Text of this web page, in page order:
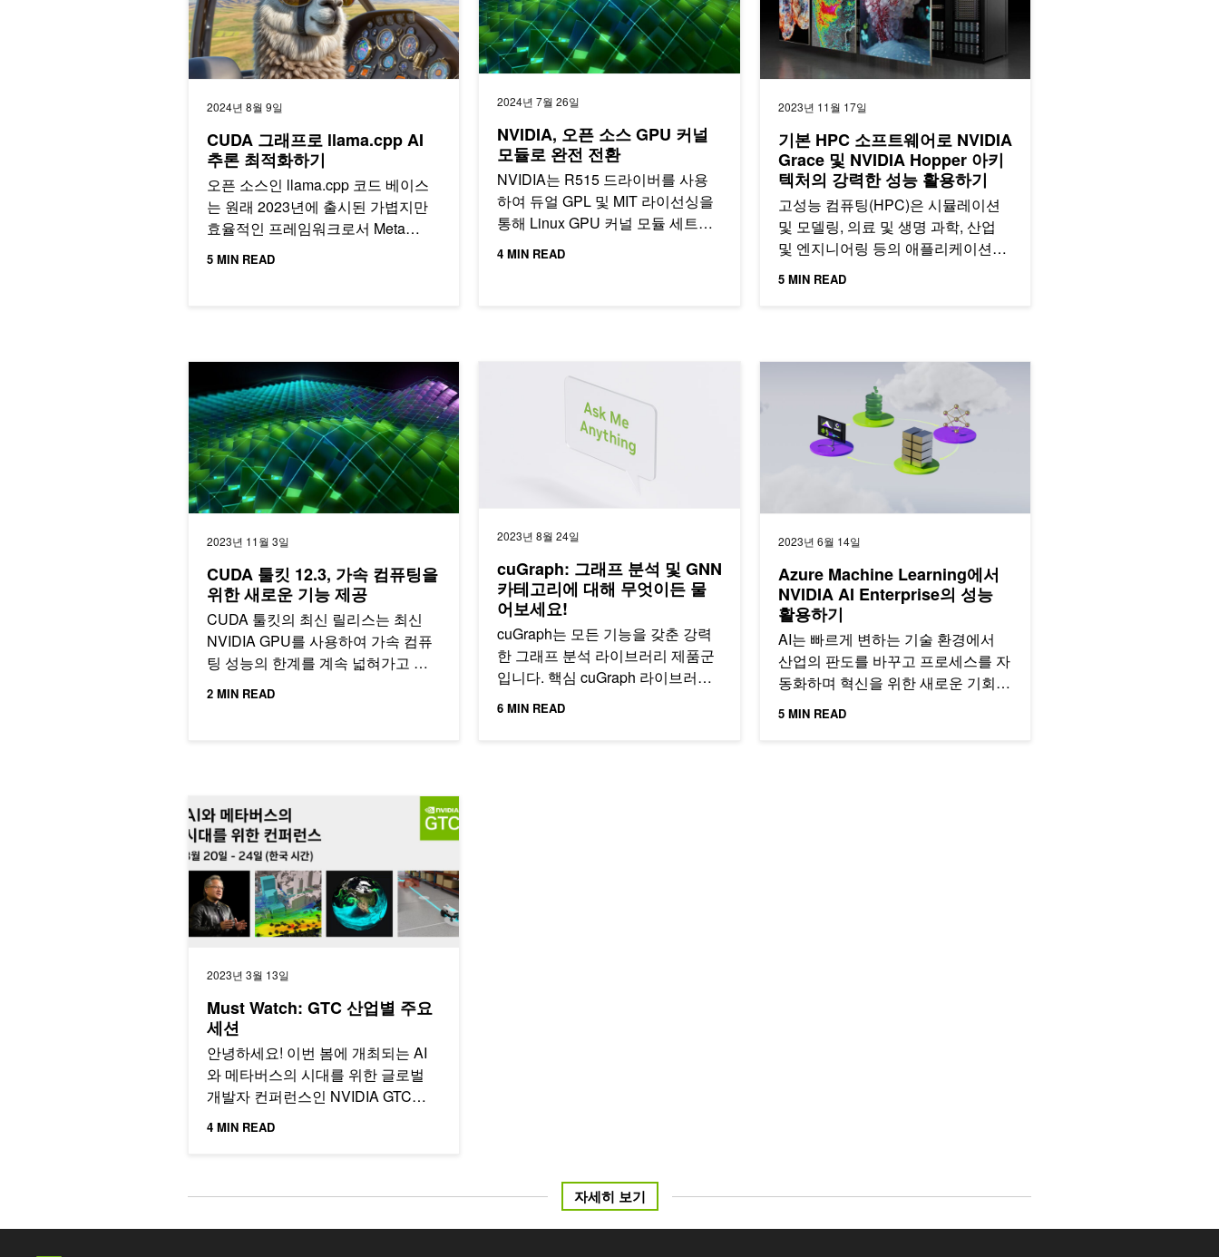
2024년 8월 9일
CUDA 그래프로 llama.cpp AI
추론 최적화하기
오픈 소스인 llama.cpp 코드 베이스
는 원래 2023년에 출시된 가볍지만
효율적인 프레임워크로서 Meta
Llama 모델에 대한 추론을…
5 MIN READ
2024년 7월 26일
NVIDIA, 오픈 소스 GPU 커널
모듈로 완전 전환
NVIDIA는 R515 드라이버를 사용
하여 듀얼 GPL 및 MIT 라이선싱을
통해 Linux GPU 커널 모듈 세트를
2022년 5월에 오픈 소스로…
4 MIN READ
2023년 11월 17일
기본 HPC 소프트웨어로 NVIDIA
Grace 및 NVIDIA Hopper 아키
텍처의 강력한 성능 활용하기
고성능 컴퓨팅(HPC)은 시뮬레이션
및 모델링, 의료 및 생명 과학, 산업
및 엔지니어링 등의 애플리케이션을
구동합니다.
5 MIN READ
2023년 11월 3일
CUDA 툴킷 12.3, 가속 컴퓨팅을
위한 새로운 기능 제공
CUDA 툴킷의 최신 릴리스는 최신
NVIDIA GPU를 사용하여 가속 컴퓨
팅 성능의 한계를 계속 넓혀가고 있
2 MIN READ
CUDA 툴킷 12.3, 가속 컴퓨팅을 위한 새로운 기능 제공
2023년 8월 24일
cuGraph: 그래프 분석 및 GNN
카테고리에 대해 무엇이든 물
어보세요!
cuGraph는 모든 기능을 갖춘 강력
한 그래프 분석 라이브러리 제품군
입니다. 핵심 cuGraph 라이브러리
에는 약 30개의 알고리즘이 포함되
6 MIN READ
2023년 6월 14일
Azure Machine Learning에서
NVIDIA AI Enterprise의 성능
활용하기
AI는 빠르게 변하는 기술 환경에서
산업의 판도를 바꾸고 프로세스를 자
동화하며 혁신을 위한 새로운 기회를
5 MIN READ
Azure Machine Learning에서 NVIDIA AI Enterprise의 성능 활용하기
2023년 3월 13일
Must Watch: GTC 산업별 주요
세션
안녕하세요! 이번 봄에 개최되는 AI
와 메타버스의 시대를 위한 글로벌
개발자 컨퍼런스인 NVIDIA GTC
2023이 3월 20일(월)부터 3월…
4 MIN READ
자세히 보기